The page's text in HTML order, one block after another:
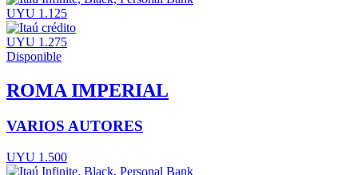
UYU 1.125
UYU 1.275
Disponible
ROMA IMPERIAL
VARIOS AUTORES
UYU 1.500